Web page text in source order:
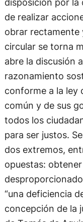
de realizar
obrar rectamente
circular se torna
abre la discusión
razonamiento
conforme a la ley
común y de sus
todos los
para ser justos.
dos extremos,
opuestas:
“una deficiencia
concepción de la